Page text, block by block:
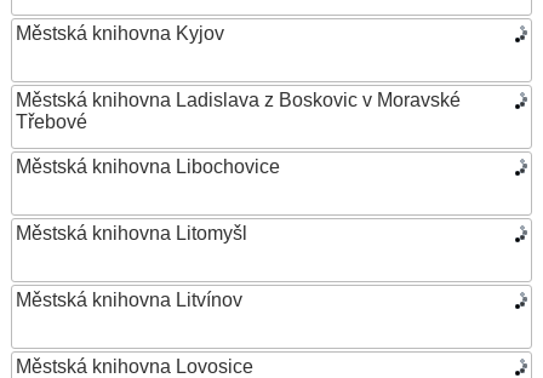
Městská knihovna Kyjov
Městská knihovna Ladislava z Boskovic v Moravské
Třebové
Městská knihovna Libochovice
Městská knihovna Litomyšl
Městská knihovna Litvínov
Městská knihovna Lovosice